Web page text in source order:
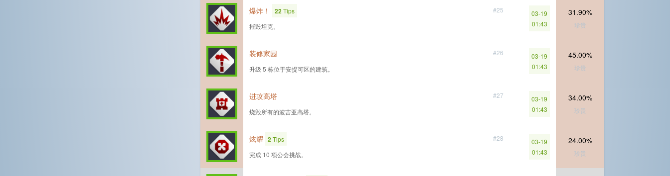
#25
爆炸！ 22Tips
摧毁坦克。
03-19
01:43
31.90%
珍贵
#26
装修家园
升级 5 栋位于安提可区的建筑。
03-19
01:43
45.00%
珍贵
#27
进攻高塔
烧毁所有的波吉亚高塔。
03-19
01:43
34.00%
珍贵
#28
炫耀 2Tips
完成 10 项公会挑战。
03-19
01:43
24.00%
珍贵